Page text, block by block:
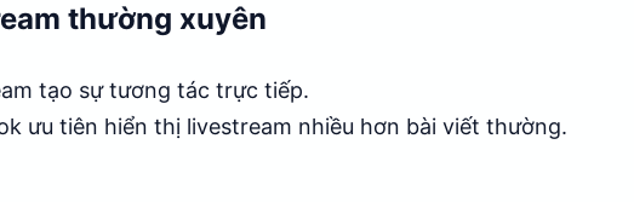
thường xuyên
tạo sự tương tác trực tiếp.
ưu tiên hiển thị livestream nhiều hơn bài viết thường.